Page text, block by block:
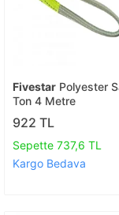
Fivestar Polyester
Ton 4 Metre
922 TL
Sepette 737,6 TL
Kargo Bedava